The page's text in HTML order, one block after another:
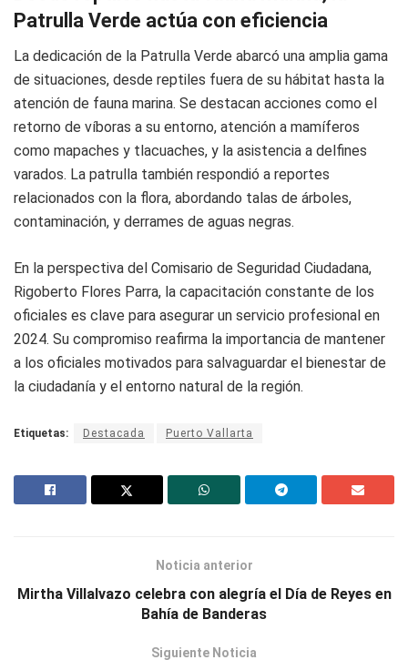
Patrulla Verde actúa con eficiencia
La dedicación de la Patrulla Verde abarcó una amplia gama
de situaciones, desde reptiles fuera de su hábitat hasta la
atención de fauna marina. Se destacan acciones como el
retorno de víboras a su entorno, atención a mamíferos
como mapaches y tlacuaches, y la asistencia a delfines
varados. La patrulla también respondió a reportes
relacionados con la flora, abordando talas de árboles,
contaminación, y derrames de aguas negras.
En la perspectiva del Comisario de Seguridad Ciudadana,
Rigoberto Flores Parra, la capacitación constante de los
oficiales es clave para asegurar un servicio profesional en
2024. Su compromiso reafirma la importancia de mantener
a los oficiales motivados para salvaguardar el bienestar de
la ciudadanía y el entorno natural de la región.
Etiquetas: Destacada Puerto Vallarta
Noticia anterior
Mirtha Villalvazo celebra con alegría el Día de Reyes en
Bahía de Banderas
Siguiente Noticia